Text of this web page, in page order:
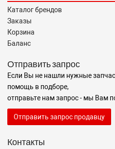
Каталог брендов
Заказы
Корзина
Баланс
Отправить запрос
Если Вы не нашли нужные
помощь в подборе,
отправьте нам запрос - мы Вам
Отправить запрос продавцу
Контакты